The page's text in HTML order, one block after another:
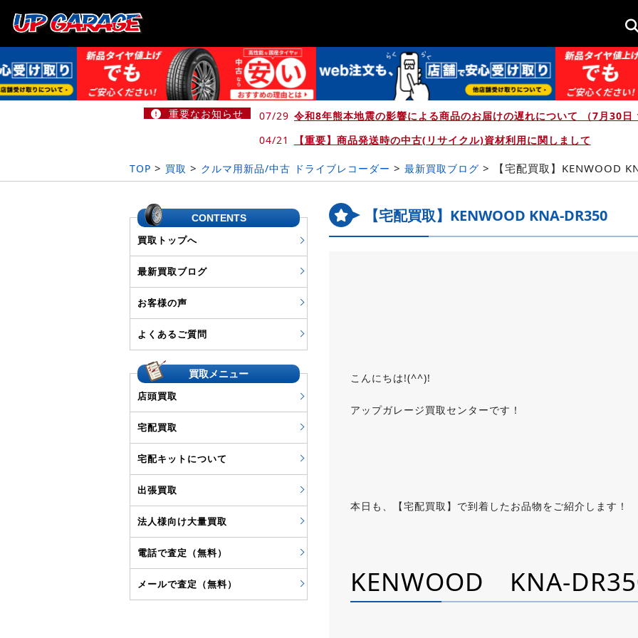
重要なお知らせ 07/29 令和8年熊本地震の影響による商品のお届けの遅れについて （7月30
04/21
【重要】商品発送時の中古(リサイクル)資材利用に関しまして
TOP > 買取 > クルマ用新品/中古 ドライブレコーダー > 最新買取ブログ > 【宅配買取】KENWOOD
CONTENTS
買取トップへ
最新買取ブログ
お客様の声
よくあるご質問
買取メニュー
店頭買取
宅配買取
宅配キットについて
出張買取
法人様向け大量買取
電話で査定（無料）
メールで査定（無料）
【宅配買取】KENWOOD KNA-DR350
こんにちは!(^^)!
アップガレージ買取センターです！
本日も、【宅配買取】で到着したお品物をご紹介します！
KENWOOD KNA-